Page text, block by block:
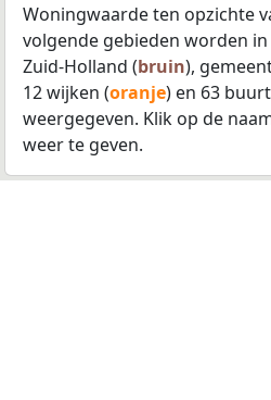
Woningwaarde ten opzichte
volgende gebieden worden
Zuid-Holland (bruin),
12 wijken (oranje) en 63
weergegeven. Klik op de
weer te geven.